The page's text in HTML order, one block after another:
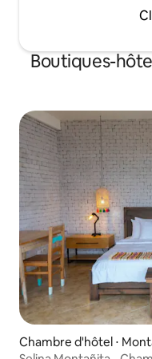
Boutiques-
Chambre d'hôtel ⋅